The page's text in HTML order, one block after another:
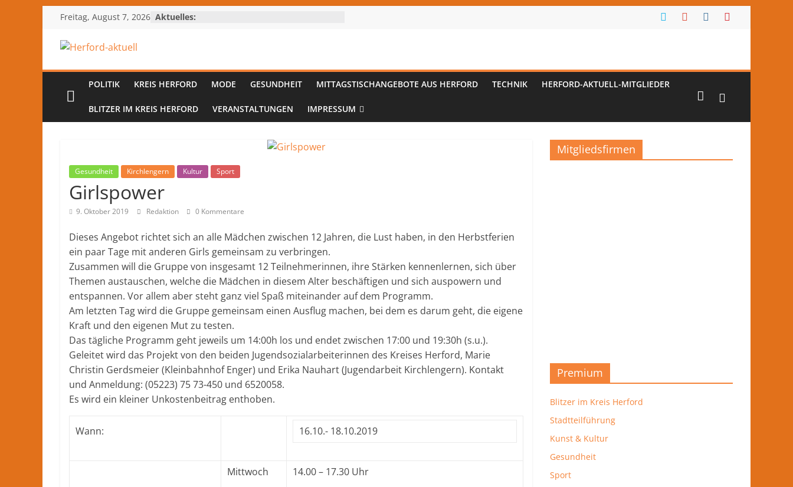
Zum
springen
Freitag, August 7, 2026 Aktuelles:
Herford-
aktuell
Herford
und
dem
Kreis
Herford
lokale
Nachrichten
und
mehr
aus
Herford
im
Kreis
Herford
POLITIK KREIS HERFORD MODE GESUNDHEIT MITTAGSTISCHANGEBOTE AUS HERFORD TECHNIK HERFORD-AKTUELL-MITGLIEDER
BLITZER IM KREIS HERFORD VERANSTALTUNGEN IMPRESSUM
Gesundheit Kirchlengern Kultur Sport
Girlspower
9. Oktober 2019 Redaktion 0 Kommentare
Dieses Angebot richtet sich an alle Mädchen zwischen 12 Jahren, die Lust haben, in den Herbstferien
ein paar Tage mit anderen Girls gemeinsam zu verbringen.
Zusammen will die Gruppe von insgesamt 12 Teilnehmerinnen, ihre Stärken kennenlernen, sich über
Themen austauschen, welche die Mädchen in diesem Alter beschäftigen und sich auspowern und
entspannen. Vor allem aber steht ganz viel Spaß miteinander auf dem Programm.
Am letzten Tag wird die Gruppe gemeinsam einen Ausflug machen, bei dem es darum geht, die eigene
Kraft und den eigenen Mut zu testen.
Das tägliche Programm geht jeweils um 14:00h los und endet zwischen 17:00 und 19:30h (s.u.).
Geleitet wird das Projekt von den beiden Jugendsozialarbeiterinnen des Kreises Herford, Marie
Christin Gerdsmeier (Kleinbahnhof Enger) und Erika Nauhart (Jugendarbeit Kirchlengern). Kontakt
und Anmeldung: (05223) 75 73-450 und 6520058.
Es wird ein kleiner Unkostenbeitrag enthoben.
Wann: 16.10.- 18.10.2019
Mittwoch 14.00 – 17.30 Uhr
Mitgliedsfirmen
Premium
Blitzer im Kreis Herford
Stadtteilführung
Kunst & Kultur
Gesundheit
Sport